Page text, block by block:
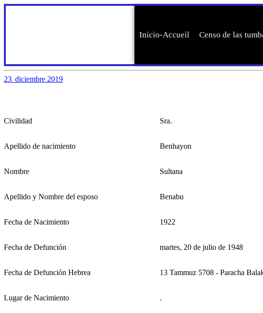
Inicio-Accueil Censo de las
23. diciembre 2019
Civilidad Sra.
Apellido de nacimiento Benhayon
Nombre Sultana
Apellido y Nombre del esposo Benabu
Fecha de Nacimiento 1922
Fecha de Defunción martes, 20 de julio de 1948
Fecha de Defunción Hebrea 13 Tammuz 5708 - Paracha
Lugar de Nacimiento .